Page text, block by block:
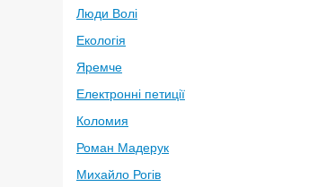
Люди Волі
Екологія
Яремче
Електронні петиції
Коломия
Роман Мадерук
Михайло Рогів